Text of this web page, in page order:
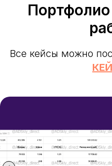
Все кейсы можно